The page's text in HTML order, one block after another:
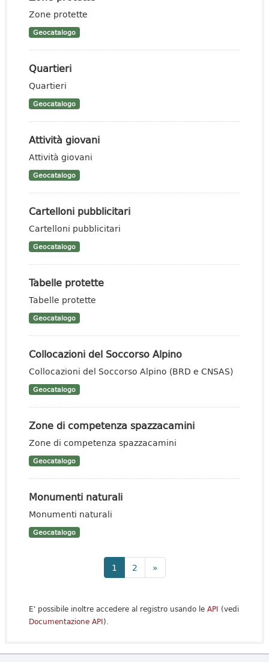
Zone protette
Geocatalogo
Quartieri
Quartieri
Geocatalogo
Attività giovani
Attività giovani
Geocatalogo
Cartelloni pubblicitari
Cartelloni pubblicitari
Geocatalogo
Tabelle protette
Tabelle protette
Geocatalogo
Collocazioni del Soccorso Alpino
Collocazioni del Soccorso Alpino (BRD e CNSAS)
Geocatalogo
Zone di competenza spazzacamini
Zone di competenza spazzacamini
Geocatalogo
Monumenti naturali
Monumenti naturali
Geocatalogo
1 2 »
E' possibile inoltre accedere al registro usando le API (vedi
Documentazione API).